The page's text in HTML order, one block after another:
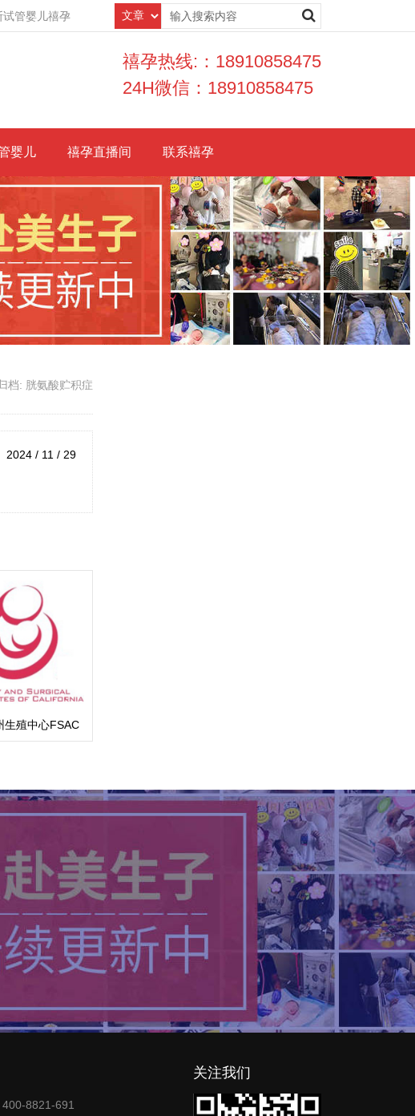
管婴儿禧孕
禧孕热线:：18910858475
24H微信：18910858475
婴儿 禧孕直播间 联系禧孕
档: 胱氨酸贮积症
2024 / 11 / 29
生殖中心FSAC
8821-691
关注我们